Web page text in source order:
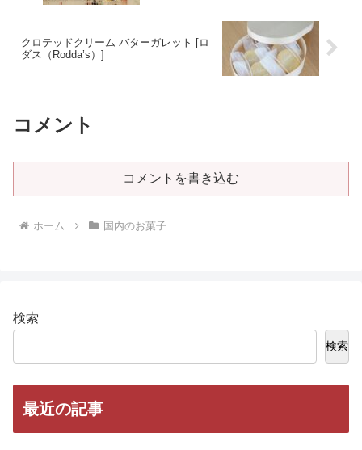
クロテッドクリーム バターガレット [ロ
ダス（Rodda’s）]
コメント
コメントを書き込む
ホーム 国内のお菓子
検索
検索
最近の記事